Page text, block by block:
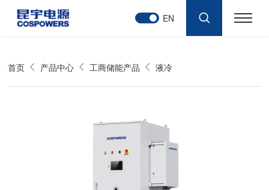
EN
首页 产品中心 工商储能产品 液冷